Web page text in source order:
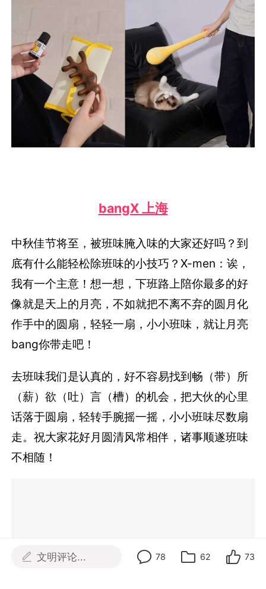
bangX 上海
中秋佳节将至，被班味腌入味的大家还好吗？到
底有什么能轻松除班味的小技巧？X-men：诶，
我有一个主意！想一想，下班路上陪你最多的好
像就是天上的月亮，不如就把不离不弃的圆月化
作手中的圆扇，轻轻一扇，小小班味，就让月亮
bang你带走吧！
去班味我们是认真的，好不容易找到畅（带）所
（薪）欲（吐）言（槽）的机会，把大伙的心里
话落于圆扇，轻转手腕摇一摇，小小班味尽数扇
走。祝大家花好月圆清风常相伴，诸事顺遂班味
不相随！
文明评论... 78 62 73